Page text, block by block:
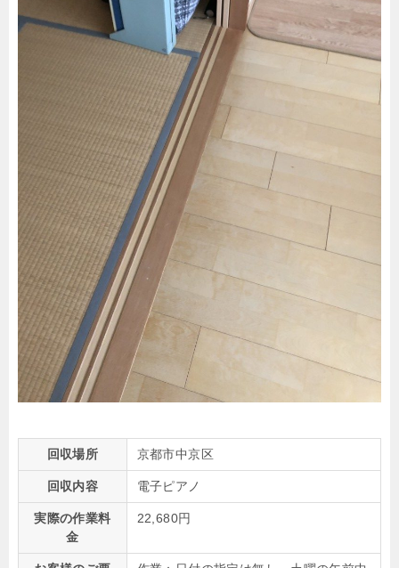
回収場所 京都市中京区
回収内容 電子ピアノ
実際の作業料
金
22,680円